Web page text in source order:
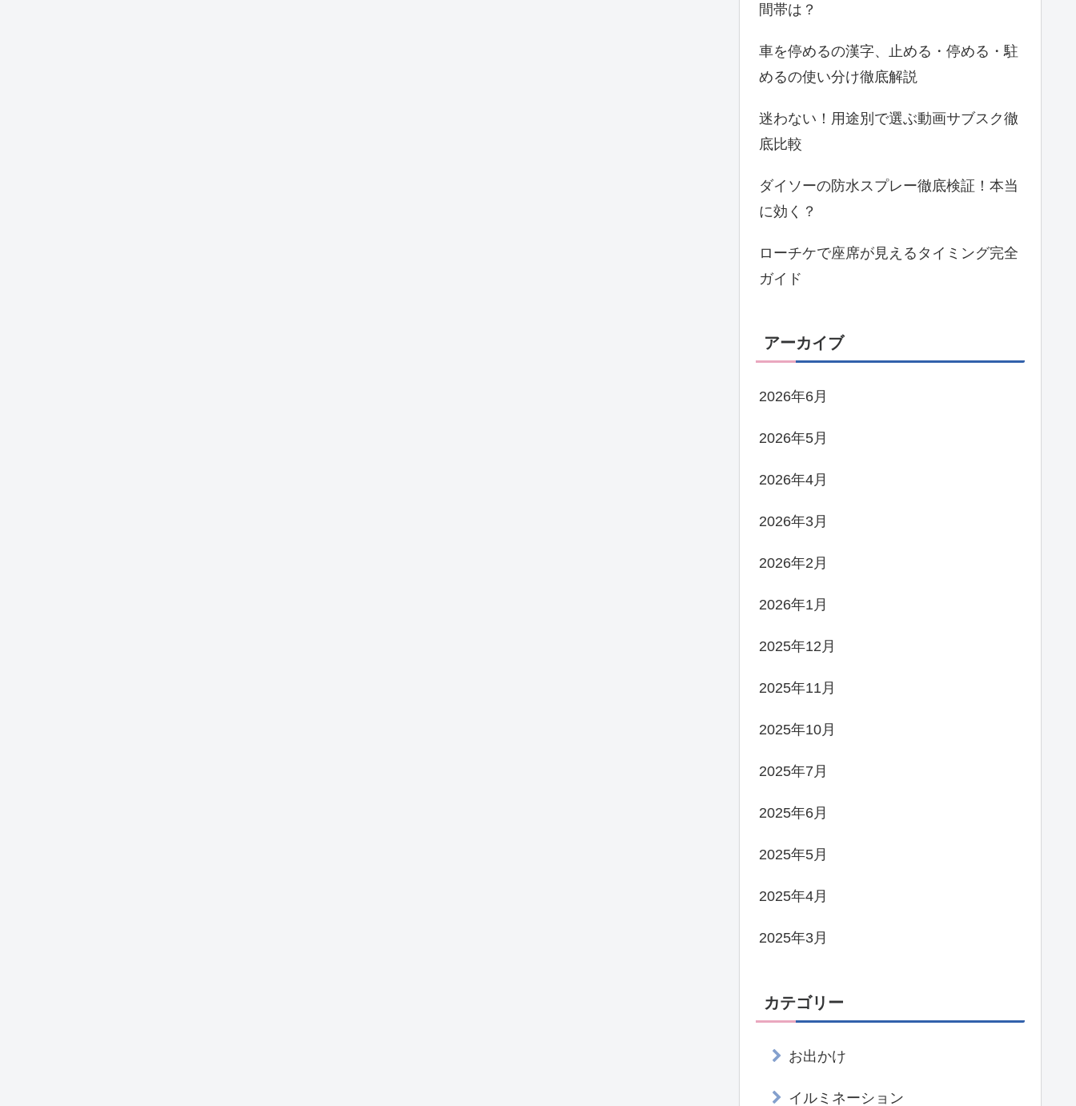
間帯は？
車を停めるの漢字、止める・停める・駐
めるの使い分け徹底解説
迷わない！用途別で選ぶ動画サブスク徹
底比較
ダイソーの防水スプレー徹底検証！本当
に効く？
ローチケで座席が見えるタイミング完全
ガイド
アーカイブ
2026年6月
2026年5月
2026年4月
2026年3月
2026年2月
2026年1月
2025年12月
2025年11月
2025年10月
2025年7月
2025年6月
2025年5月
2025年4月
2025年3月
カテゴリー
お出かけ
イルミネーション